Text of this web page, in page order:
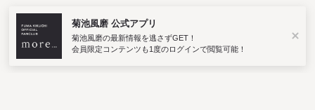
菊池風磨 公式アプリ
菊池風磨の最新情報を逃さずGET！
会員限定コンテンツも1度のログインで閲覧可能！